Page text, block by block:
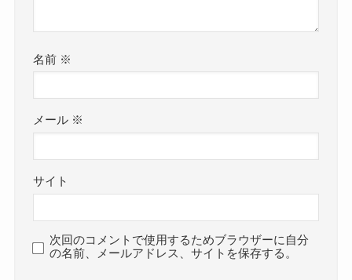
名前 ※
メール ※
サイト
次回のコメントで使用するためブラウザーに自分
の名前、メールアドレス、サイトを保存する。